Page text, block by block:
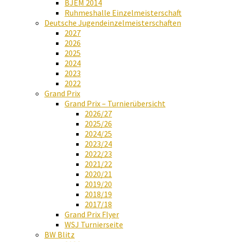
BJEM 2014
Ruhmeshalle Einzelmeisterschaft
Deutsche Jugendeinzelmeisterschaften
2027
2026
2025
2024
2023
2022
Grand Prix
Grand Prix – Turnierübersicht
2026/27
2025/26
2024/25
2023/24
2022/23
2021/22
2020/21
2019/20
2018/19
2017/18
Grand Prix Flyer
WSJ Turnierseite
BW Blitz